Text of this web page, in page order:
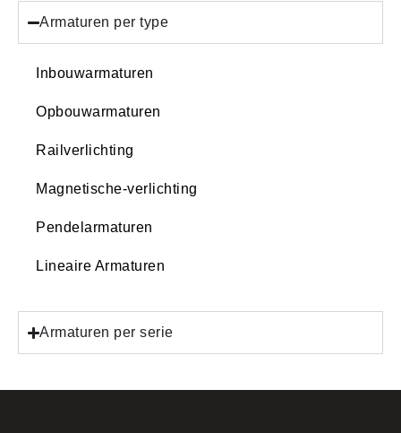
Armaturen per type
Inbouwarmaturen
Opbouwarmaturen
Railverlichting
Magnetische-verlichting
Pendelarmaturen
Lineaire Armaturen
Armaturen per serie